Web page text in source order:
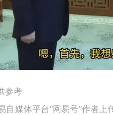
参考
自媒体平台“网易号”作者